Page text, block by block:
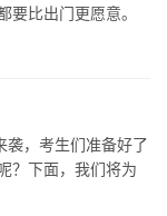
比出门更愿意。
，考生们准备好了
？下面，我们将为